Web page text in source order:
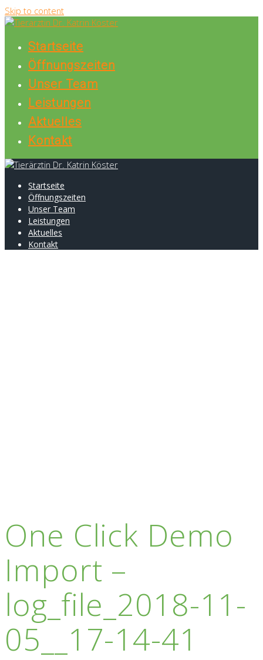
Skip to content
Startseite
Öffnungszeiten
Unser Team
Leistungen
Aktuelles
Kontakt
Startseite
Öffnungszeiten
Unser Team
Leistungen
Aktuelles
Kontakt
One Click Demo
Import –
log_file_2018-11-
05__17-14-41